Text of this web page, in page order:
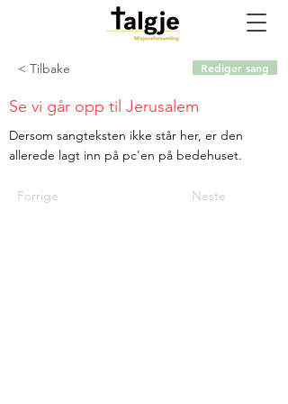
< Tilbake
Dersom sangteksten ikke står her, er den
allerede lagt inn på pc'en på bedehuset.
Forrige Neste
Se vi går opp til Jerusalem
Rediger sang